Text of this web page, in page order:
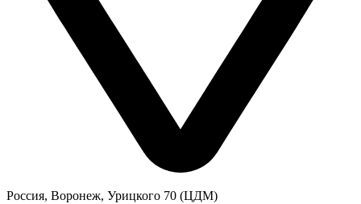
Россия, Воронеж, Урицкого 70 (ЦДМ)